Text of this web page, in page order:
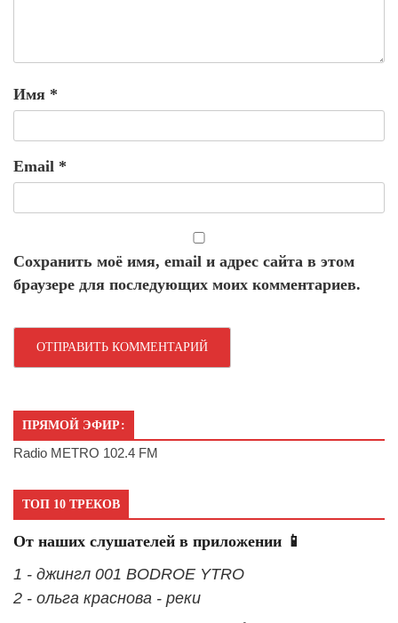
Имя *
Email *
Сохранить моё имя, email и адрес сайта в этом
браузере для последующих моих комментариев.
ПРЯМОЙ ЭФИР:
Radio METRO 102.4 FM
ТОП 10 ТРЕКОВ
От наших слушателей в приложении 📱
1 - джингл 001 BODROE YTRO
2 - ольга краснова - реки